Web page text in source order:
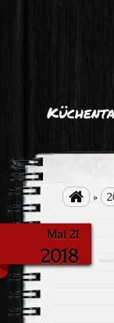
 »
Mai 21
2018